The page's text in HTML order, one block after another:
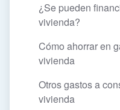
¿Se pueden
vivienda?
Cómo ahorrar en
vivienda
Otros gastos a
vivienda